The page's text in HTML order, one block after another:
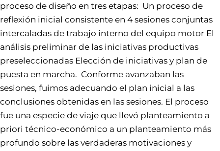
proceso de diseño en tres etapas: Un proceso de
reflexión inicial consistente en 4 sesiones conjuntas
intercaladas de trabajo interno del equipo motor El
análisis preliminar de las iniciativas productivas
preseleccionadas Elección de iniciativas y plan de
puesta en marcha. Conforme avanzaban las
sesiones, fuimos adecuando el plan inicial a las
conclusiones obtenidas en las sesiones. El proceso
fue una especie de viaje que llevó planteamiento a
priori técnico-económico a un planteamiento más
profundo sobre las verdaderas motivaciones y